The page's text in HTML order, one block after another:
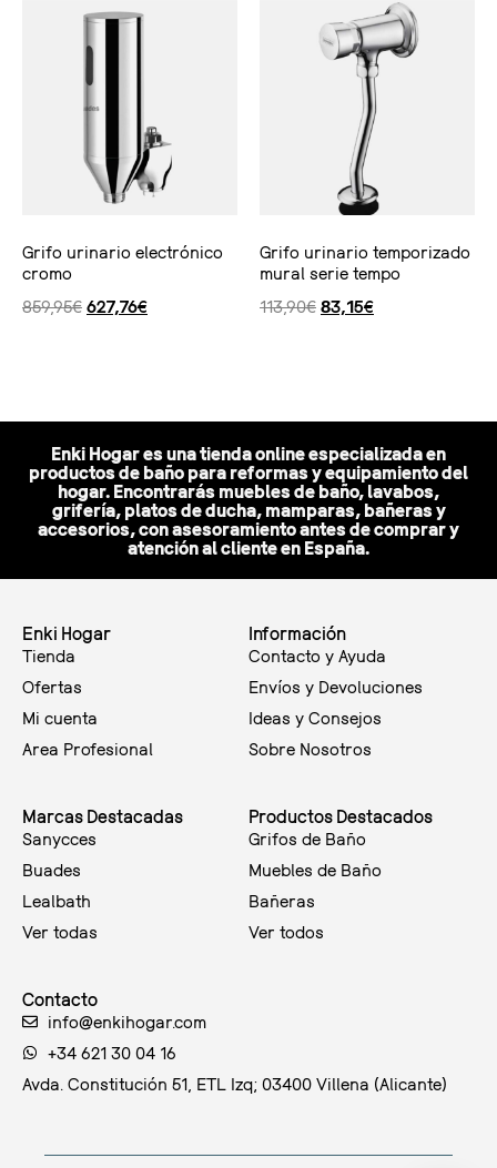
Grifo urinario electrónico
cromo
859,95€ 627,76€
Grifo urinario temporizado
mural serie tempo
113,90€ 83,15€
Enki Hogar es una tienda online especializada en
productos de baño para reformas y equipamiento del
hogar. Encontrarás muebles de baño, lavabos,
grifería, platos de ducha, mamparas, bañeras y
accesorios, con asesoramiento antes de comprar y
atención al cliente en España.
Enki Hogar
Tienda
Ofertas
Mi cuenta
Area Profesional
Información
Contacto y Ayuda
Envíos y Devoluciones
Ideas y Consejos
Sobre Nosotros
Marcas Destacadas
Sanycces
Buades
Lealbath
Ver todas
Productos Destacados
Grifos de Baño
Muebles de Baño
Bañeras
Ver todos
Contacto
info@enkihogar.com
+34 621 30 04 16
Avda. Constitución 51, ETL Izq; 03400 Villena (Alicante)